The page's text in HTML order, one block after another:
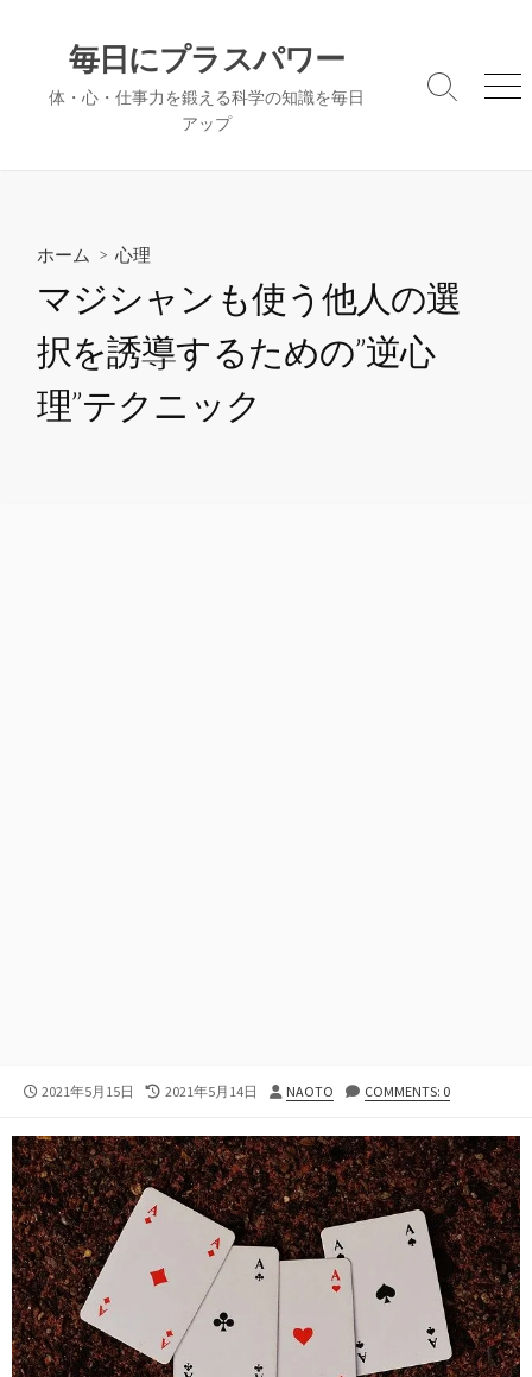
毎日にプラスパワー
体・心・仕事力を鍛える科学の知識を毎日
アップ
検
メ
ホーム > 心理
マジシャンも使う他人の選
択を誘導するための”逆心
理”テクニック
公
日
2021年5月15日
最
更
新
日
2021年5月14日
投
者
NAOTO COMMENTS: 0